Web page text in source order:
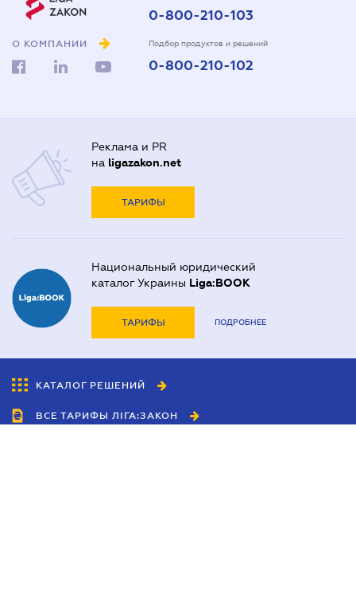
О КОМПАНИИ
0-800-210-103
Подбор продуктов и решений
0-800-210-102
Реклама и PR
на ligazakon.net
ТАРИФЫ
Национальный юридический
каталог Украины Liga:BOOK
ТАРИФЫ ПОДРОБНЕЕ
КАТАЛОГ РЕШЕНИЙ
ВСЕ ТАРИФЫ ЛІГА:ЗАКОН